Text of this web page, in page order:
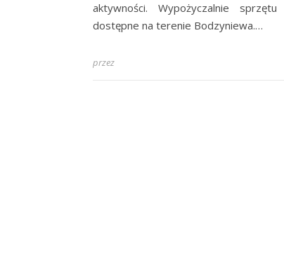
aktywności. Wypożyczalnie
dostępne na terenie Bodzyniewa.…
przez